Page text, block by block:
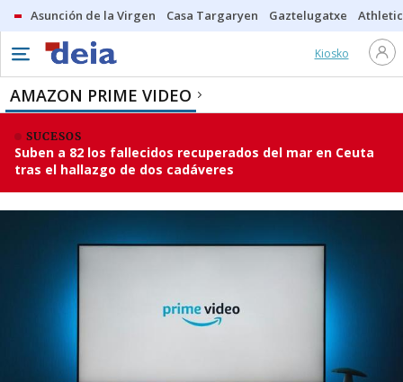
Asunción de la Virgen Casa Targaryen Gaztelugatxe Athletic
Kiosko
AMAZON PRIME VIDEO
SUCESOS
Suben a 82 los fallecidos recuperados del mar en Ceuta
tras el hallazgo de dos cadáveres